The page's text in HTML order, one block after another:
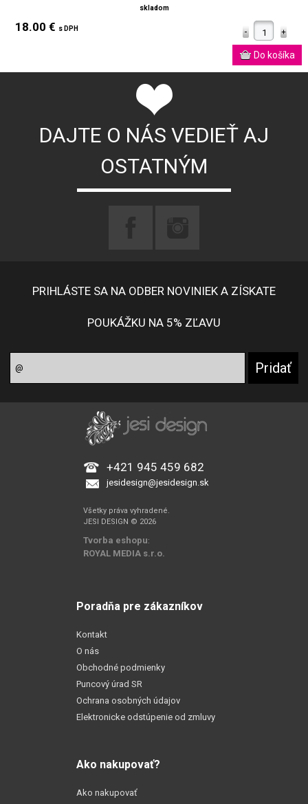
skladom
18.00 € s DPH
DAJTE O NÁS VEDIEŤ AJ
OSTATNÝM
PRIHLÁSTE SA NA ODBER NOVINIEK A ZÍSKATE
POUKÁŽKU NA 5% ZĽAVU
+421 945 459 682
jesidesign@jesidesign.sk
Všetky práva vyhradené.
JESI DESIGN © 2026
Tvorba eshopu:
ROYAL MEDIA s.r.o.
Poradňa pre zákazníkov
Kontakt
O nás
Obchodné podmienky
Puncový úrad SR
Ochrana osobných údajov
Elektronicke odstúpenie od zmluvy
Ako nakupovať?
Ako nakupovať